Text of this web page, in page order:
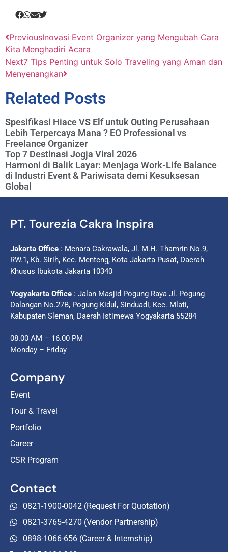
PreviousInovasi Event Organizer yang Mengubah Cara
Kita Menghadiri Acara
Next7 Tips Penting untuk Solo Traveling yang Aman dan
Menyenangkan
Related Posts
Spesifikasi Hiace VS Elf untuk Outing Perusahaan
Lebih Terpercaya Mana ? EO Professional vs
Freelance Organizer
Top 7 Destinasi Jogja Viral 2026
Harmoni di Balik Layar: Menjaga Work-Life Balance
di Industri Event & Pariwisata demi Kesuksesan
Global
PT. Tourezia Cakra Inspira
Jakarta Office : Menara Cakrawala, Jl. M.H. Thamrin No.9,
RW.1, Kb. Sirih, Kec. Menteng, Kota Jakarta Pusat, Daerah
Khusus Ibukota Jakarta 10340
Yogyakarta Office : Jalan Masjid Pogung Raya Jl. Pogung
Dalangan No.27B, Pogung Kidul, Sinduadi, Kec. Mlati,
Kabupaten Sleman, Daerah Istimewa Yogyakarta 55284
08.00 AM – 16.00 PM
Monday – Friday
Company
Event
Tour & Travel
Portfolio
Career
CSR Program
Contact
0821-1900-0042 (Request For Quotation)
0821-3765-4270 (Vendor Partnership)
0898-1066-656 (Career & Internship)